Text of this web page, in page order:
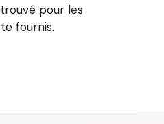
pour les
fournis.